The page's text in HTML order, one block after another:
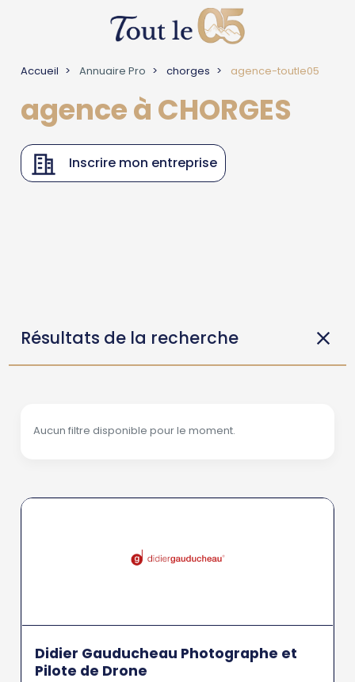
Accueil Annuaire Pro chorges agence-toutle05
agence à CHORGES
Inscrire mon entreprise
Résultats de la recherche
Aucun filtre disponible pour le moment.
Didier Gauducheau Photographe et
Pilote de Drone